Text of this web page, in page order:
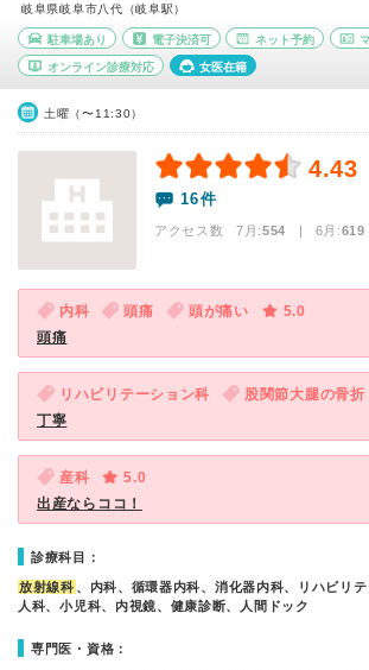
岐阜県岐阜市八代（岐阜駅）
駐車場あり 電子決済可 ネット予約
オンライン診療対応 女医在籍
土曜（〜11:30）
4.43
16件
アクセス数 7月:554 | 6月:619
内科 頭痛 頭が痛い
5.0
頭痛
リハビリテーション科 股関節大腿の骨折
丁寧
産科
5.0
出産ならココ！
診療科目：
放射線科 、内科、循環器内科、消化器内科、リハビリ
人科、小児科、内視鏡、健康診断、人間ドック
専門医・資格：